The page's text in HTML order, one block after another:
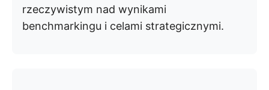
rzeczywistym nad wynikami
benchmarkingu i celami strategicznymi.